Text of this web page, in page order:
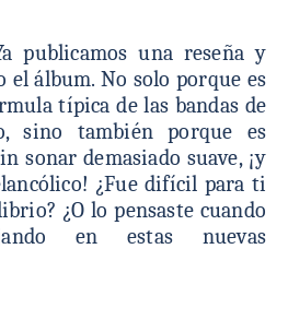
publicamos una reseña y
el álbum. No solo porque es
típica de las bandas de
sino también porque es
sonar demasiado suave, ¡y
¿Fue difícil para ti
¿O lo pensaste cuando
en estas nuevas